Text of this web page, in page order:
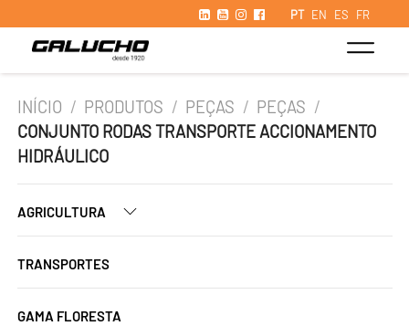
PT EN ES FR
INÍCIO / PRODUTOS / PEÇAS / PEÇAS /
CONJUNTO RODAS TRANSPORTE ACCIONAMENTO
HIDRÁULICO
AGRICULTURA
TRANSPORTES
GAMA FLORESTA